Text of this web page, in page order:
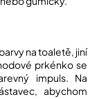
na toaletě, jiní
prkénko se
impuls. Na
abychom